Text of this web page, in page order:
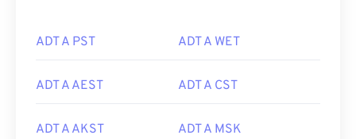
ADT A PST ADT A WET
ADT A AEST ADT A CST
ADT A AKST ADT A MSK